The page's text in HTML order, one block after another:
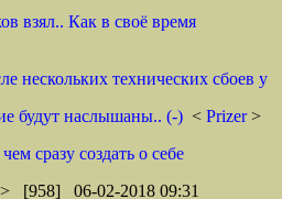
взял.. Как в своё время
нескольких технических сбоев у
будут наслышаны.. (-) < Prizer>
сразу создать о себе
> [958] 06-02-2018 09:31